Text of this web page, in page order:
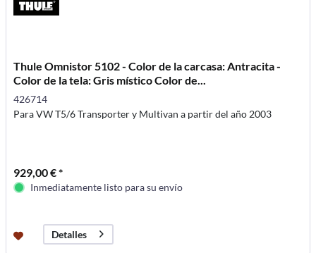
Thule Omnistor 5102 - Color de la carcasa: Antracita -
Color de la tela: Gris místico Color de...
426714
Para VW T5/6 Transporter y Multivan a partir del año 2003
929,00 € *
Inmediatamente listo para su envío
Detalles